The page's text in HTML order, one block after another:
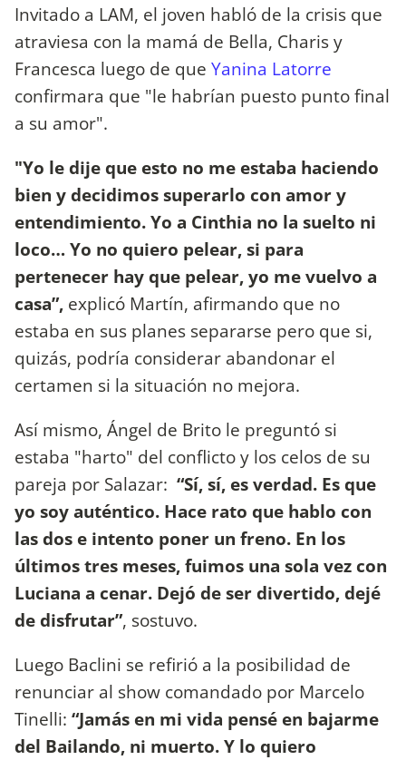
Invitado a LAM, el joven habló de la crisis que
atraviesa con la mamá de Bella, Charis y
Francesca luego de que Yanina Latorre
confirmara que "le habrían puesto punto final
a su amor".
"Yo le dije que esto no me estaba haciendo
bien y decidimos superarlo con amor y
entendimiento. Yo a Cinthia no la suelto ni
loco… Yo no quiero pelear, si para
pertenecer hay que pelear, yo me vuelvo a
casa”, explicó Martín, afirmando que no
estaba en sus planes separarse pero que si,
quizás, podría considerar abandonar el
certamen si la situación no mejora.
Así mismo, Ángel de Brito le preguntó si
estaba "harto" del conflicto y los celos de su
pareja por Salazar: “Sí, sí, es verdad. Es que
yo soy auténtico. Hace rato que hablo con
las dos e intento poner un freno. En los
últimos tres meses, fuimos una sola vez con
Luciana a cenar. Dejó de ser divertido, dejé
de disfrutar”, sostuvo.
Luego Baclini se refirió a la posibilidad de
renunciar al show comandado por Marcelo
Tinelli: “Jamás en mi vida pensé en bajarme
del Bailando, ni muerto. Y lo quiero